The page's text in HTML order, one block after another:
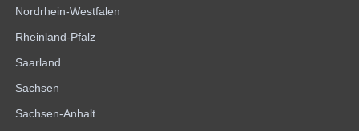
Nordrhein-Westfalen
Rheinland-Pfalz
Saarland
Sachsen
Sachsen-Anhalt